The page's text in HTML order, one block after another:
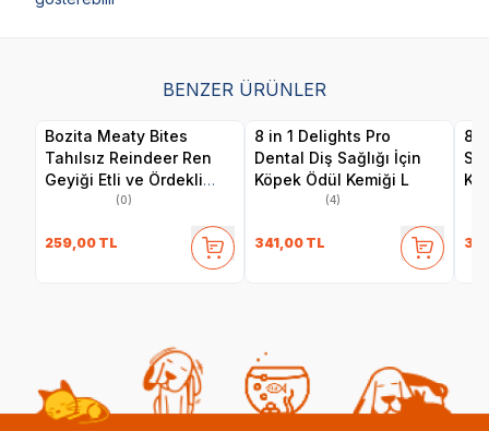
BENZER ÜRÜNLER
Bozita Meaty Bites
Tahılsız Reindeer Ren
Geyiği Etli ve Ördekli
Köpek Ödül Maması 70
(0)
259,00 TL
8 in 1 Delights Pro
Dental Diş Sağlığı İçin
Köpek Ödül Kemiği L
(4)
341,00 TL
8